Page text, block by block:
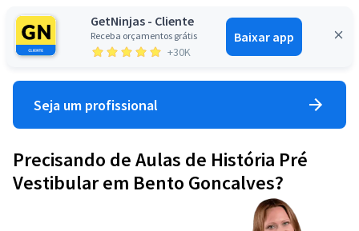
GetNinjas - Cliente
Receba orçamentos grátis
+30K
Baixar app
Entrar
Seja um profissional
Precisando de Aulas de História Pré
Vestibular em Bento Goncalves?